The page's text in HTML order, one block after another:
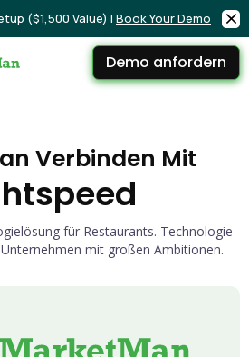
($1,500 Value) | Book Your Demo
Demo anfordern
Verbinden Mit
für Restaurants. Technologie
mit großen Ambitionen.